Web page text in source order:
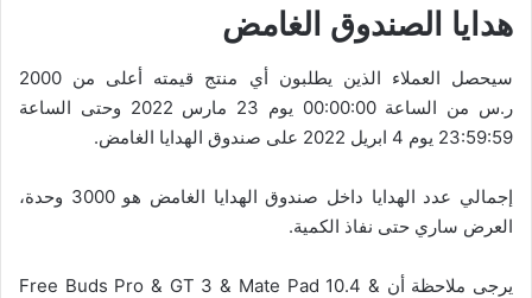
هدايا الصندوق الغامض
سيحصل العملاء الذين يطلبون أي منتج قيمته أعلى من 2000
ر.س من الساعة 00:00:00 يوم 23 مارس 2022 وحتى الساعة
23:59:59 يوم 4 ابريل 2022 على صندوق الهدايا الغامض.
إجمالي عدد الهدايا داخل صندوق الهدايا الغامض هو 3000 وحدة،
العرض ساري حتى نفاذ الكمية.
يرجى ملاحظة أن Free Buds Pro & GT 3 & Mate Pad 10.4 &